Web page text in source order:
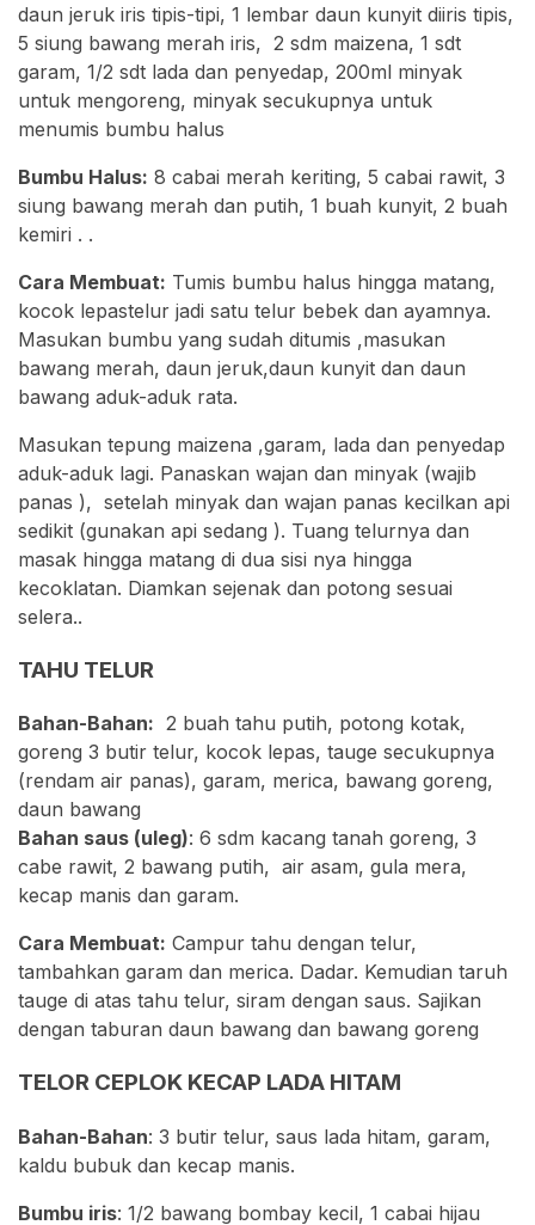
daun jeruk iris tipis-tipi, 1 lembar daun kunyit diiris tipis,
5 siung bawang merah iris, 2 sdm maizena, 1 sdt
garam, 1/2 sdt lada dan penyedap, 200ml minyak
untuk mengoreng, minyak secukupnya untuk
menumis bumbu halus
Bumbu Halus: 8 cabai merah keriting, 5 cabai rawit, 3
siung bawang merah dan putih, 1 buah kunyit, 2 buah
kemiri . .
Cara Membuat: Tumis bumbu halus hingga matang,
kocok lepastelur jadi satu telur bebek dan ayamnya.
Masukan bumbu yang sudah ditumis ,masukan
bawang merah, daun jeruk,daun kunyit dan daun
bawang aduk-aduk rata.
Masukan tepung maizena ,garam, lada dan penyedap
aduk-aduk lagi. Panaskan wajan dan minyak (wajib
panas ), setelah minyak dan wajan panas kecilkan api
sedikit (gunakan api sedang ). Tuang telurnya dan
masak hingga matang di dua sisi nya hingga
kecoklatan. Diamkan sejenak dan potong sesuai
selera..
TAHU TELUR
Bahan-Bahan: 2 buah tahu putih, potong kotak,
goreng 3 butir telur, kocok lepas, tauge secukupnya
(rendam air panas), garam, merica, bawang goreng,
daun bawang
Bahan saus (uleg): 6 sdm kacang tanah goreng, 3
cabe rawit, 2 bawang putih, air asam, gula mera,
kecap manis dan garam.
Cara Membuat: Campur tahu dengan telur,
tambahkan garam dan merica. Dadar. Kemudian taruh
tauge di atas tahu telur, siram dengan saus. Sajikan
dengan taburan daun bawang dan bawang goreng
TELOR CEPLOK KECAP LADA HITAM
Bahan-Bahan: 3 butir telur, saus lada hitam, garam,
kaldu bubuk dan kecap manis.
Bumbu iris: 1/2 bawang bombay kecil, 1 cabai hijau